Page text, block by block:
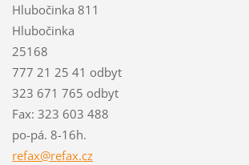
Hlubočinka 811
Hlubočinka
25168
777 21 25 41 odbyt
323 671 765 odbyt
Fax: 323 603 488
po-pá. 8-16h.
refax@refax.cz